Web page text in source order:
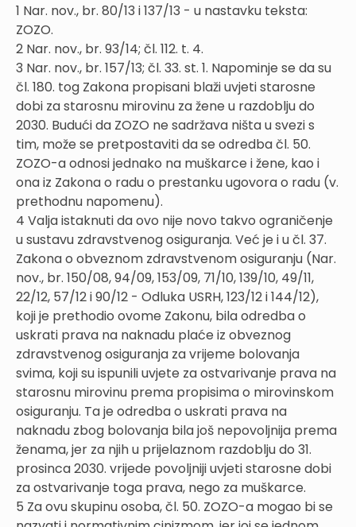
1 Nar. nov., br. 80/13 i 137/13 - u nastavku teksta:
ZOZO.
2 Nar. nov., br. 93/14; čl. 112. t. 4.
3 Nar. nov., br. 157/13; čl. 33. st. 1. Napominje se da su
čl. 180. tog Zakona propisani blaži uvjeti starosne
dobi za starosnu mirovinu za žene u razdoblju do
2030. Budući da ZOZO ne sadržava ništa u svezi s
tim, može se pretpostaviti da se odredba čl. 50.
ZOZO-a odnosi jednako na muškarce i žene, kao i
ona iz Zakona o radu o prestanku ugovora o radu (v.
prethodnu napomenu).
4 Valja istaknuti da ovo nije novo takvo ograničenje
u sustavu zdravstvenog osiguranja. Već je i u čl. 37.
Zakona o obveznom zdravstvenom osiguranju (Nar.
nov., br. 150/08, 94/09, 153/09, 71/10, 139/10, 49/11,
22/12, 57/12 i 90/12 - Odluka USRH, 123/12 i 144/12),
koji je prethodio ovome Zakonu, bila odredba o
uskrati prava na naknadu plaće iz obveznog
zdravstvenog osiguranja za vrijeme bolovanja
svima, koji su ispunili uvjete za ostvarivanje prava na
starosnu mirovinu prema propisima o mirovinskom
osiguranju. Ta je odredba o uskrati prava na
naknadu zbog bolovanja bila još nepovoljnija prema
ženama, jer za njih u prijelaznom razdoblju do 31.
prosinca 2030. vrijede povoljniji uvjeti starosne dobi
za ostvarivanje toga prava, nego za muškarce.
5 Za ovu skupinu osoba, čl. 50. ZOZO-a mogao bi se